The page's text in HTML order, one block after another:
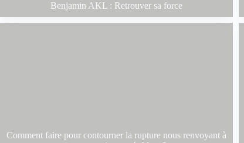
Benjamin AKL : Retrouver sa force
Comment faire pour contourner la rupture nous renvoyant à